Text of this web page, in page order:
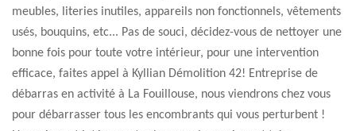
meubles, literies inutiles, appareils non fonctionnels, vêtements
usés, bouquins, etc... Pas de souci, décidez-vous de nettoyer une
bonne fois pour toute votre intérieur, pour une intervention
efficace, faites appel à Kyllian Démolition 42! Entreprise de
débarras en activité à La Fouillouse, nous viendrons chez vous
pour débarrasser tous les encombrants qui vous perturbent !